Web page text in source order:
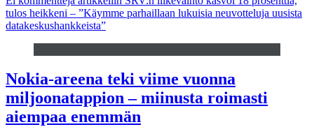
tulos heikkeni – ”Käymme parhaillaan lukuisia neuvotteluja uusista
datakeskushankkeista”
Nokia-areena teki viime vuonna
miljoonatappion – miinusta roimasti
aiempaa enemmän